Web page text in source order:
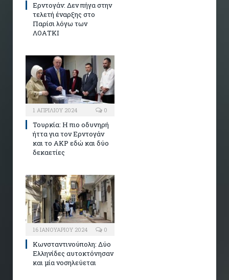
Ερντογάν: Δεν πήγα στην
τελετή έναρξης στο
Παρίσι λόγω των
ΛΟΑΤΚΙ
1 ΑΠΡΙΛΊΟΥ 2024 0
Τουρκία: Η πιο οδυνηρή
ήττα για τον Ερντογάν
και το AKP εδώ και δύο
δεκαετίες
16 ΙΑΝΟΥΑΡΊΟΥ 2024 0
Κωνσταντινούπολη: Δύο
Ελληνίδες αυτοκτόνησαν
και μία νοσηλεύεται